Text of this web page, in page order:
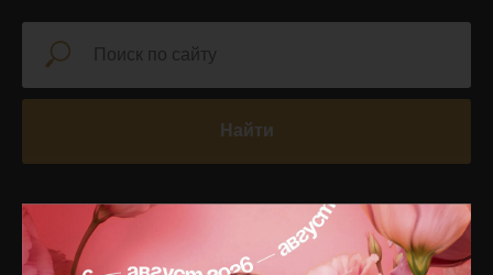
Найти
УСЛУГИ
НАВИГАЦИЯ ПО
САЙТУ